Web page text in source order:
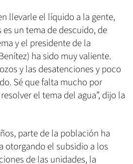
llevarle el líquido a la gente,
es un tema de descuido, de
y el presidente de la
ha sido muy valiente.
y las desatenciones y poco
Sé que falta mucho por
el tema del agua”, dijo la
parte de la población ha
otorgando el subsidio a los
de las unidades, la